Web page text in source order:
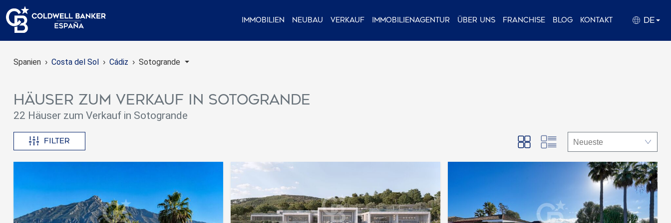
Immobilien Neubau Verkauf Immobilienagentur Über uns Franchise Blog Kontakt DE
Spanien Costa del Sol Cádiz Sotogrande
Häuser zum Verkauf in Sotogrande
22 Häuser zum Verkauf in Sotogrande
Filter